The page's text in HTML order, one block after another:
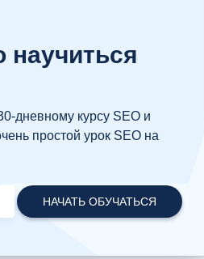
научиться
дневному курсу SEO и
простой урок SEO на